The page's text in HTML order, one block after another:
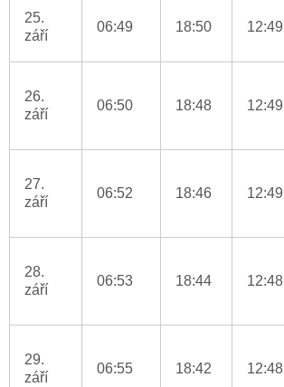
25.
září
06:49 18:50 12:49
26.
září
06:50 18:48 12:49
27.
září
06:52 18:46 12:49
28.
září
06:53 18:44 12:48
29.
září
06:55 18:42 12:48